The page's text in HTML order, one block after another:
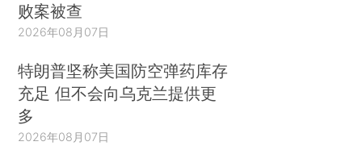
败案被查
2026年08月07日
特朗普坚称美国防空弹药库存
充足 但不会向乌克兰提供更
多
2026年08月07日